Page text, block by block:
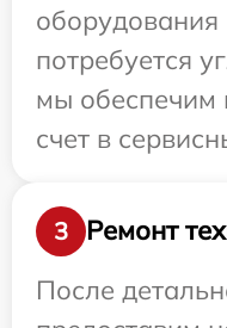
оборудования
потребуется
мы обеспечим
счет в
3
Ремонт
После